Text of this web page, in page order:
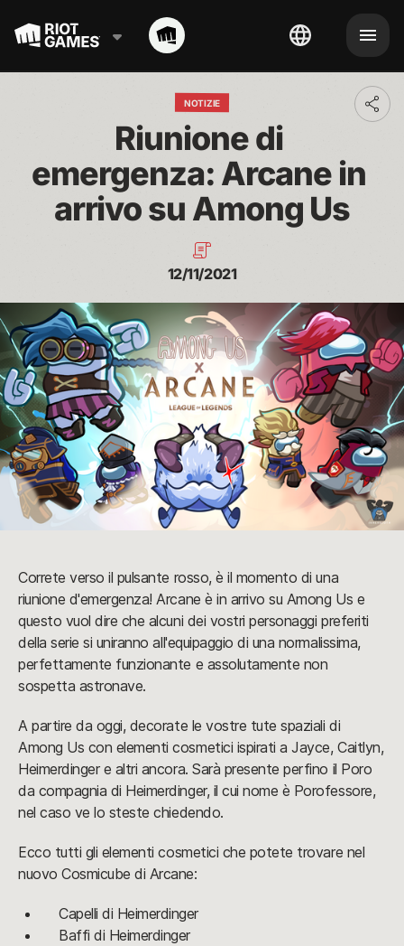
NOTIZIE
Riunione di
emergenza: Arcane in
arrivo su Among Us
12/11/2021
Correte verso il pulsante rosso, è il momento di una
riunione d'emergenza! Arcane è in arrivo su Among Us e
questo vuol dire che alcuni dei vostri personaggi preferiti
della serie si uniranno all'equipaggio di una normalissima,
perfettamente funzionante e assolutamente non
sospetta astronave.
A partire da oggi, decorate le vostre tute spaziali di
Among Us con elementi cosmetici ispirati a Jayce, Caitlyn,
Heimerdinger e altri ancora. Sarà presente perfino il Poro
da compagnia di Heimerdinger, il cui nome è Porofessore,
nel caso ve lo steste chiedendo.
Ecco tutti gli elementi cosmetici che potete trovare nel
nuovo Cosmicube di Arcane:
Capelli di Heimerdinger
Baffi di Heimerdinger